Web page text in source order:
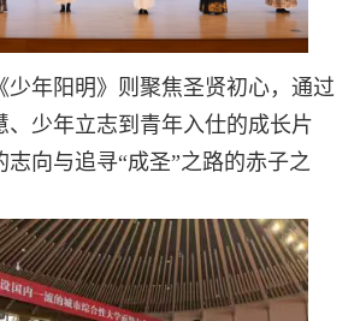
年阳明》则聚焦圣贤初心，通过
、少年立志到青年入仕的成长片
志向与追寻“成圣”之路的赤子之